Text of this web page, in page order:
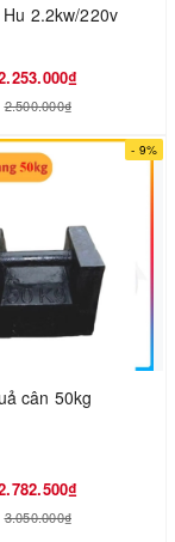
2.2kw/220v
2.500.000₫
- 9%
cân 50kg
3.050.000₫